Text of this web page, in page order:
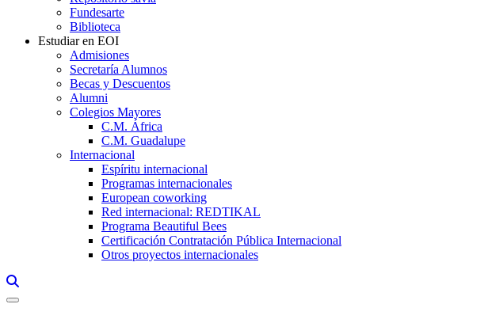
Fundesarte
Biblioteca
Estudiar en EOI
Admisiones
Secretaría Alumnos
Becas y Descuentos
Alumni
Colegios Mayores
C.M. África
C.M. Guadalupe
Internacional
Espíritu internacional
Programas internacionales
European coworking
Red internacional: REDTIKAL
Programa Beautiful Bees
Certificación Contratación Pública Internacional
Otros proyectos internacionales